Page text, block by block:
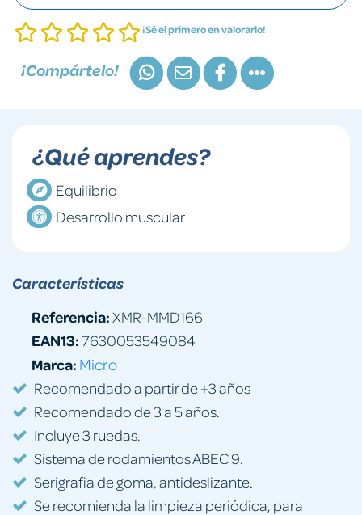
¡Sé el primero en valorarlo!
¡Compártelo!
¿Qué aprendes?
Equilibrio
Desarrollo muscular
Características
Referencia:XMR-MMD166
EAN13:7630053549084
Marca: Micro
Recomendado a partir de +3 años
Recomendado de 3 a 5 años.
Incluye 3 ruedas.
Sistema de rodamientos ABEC 9.
Serigrafia de goma, antideslizante.
Se recomienda la limpieza periódica, para